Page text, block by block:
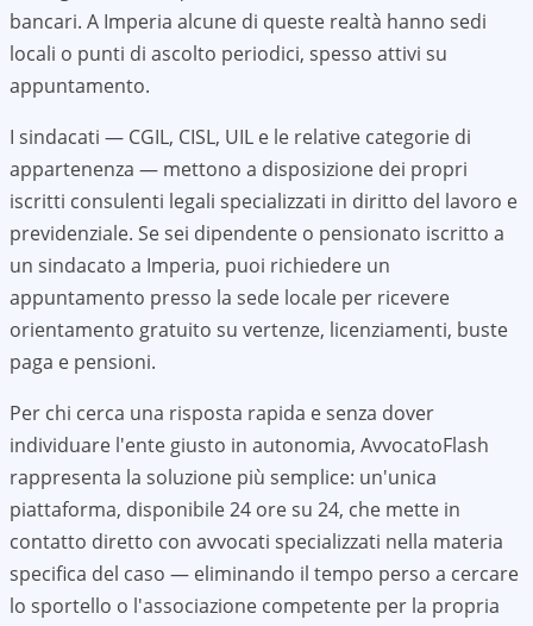
bancari. A Imperia alcune di queste realtà hanno sedi
locali o punti di ascolto periodici, spesso attivi su
appuntamento.
I sindacati — CGIL, CISL, UIL e le relative categorie di
appartenenza — mettono a disposizione dei propri
iscritti consulenti legali specializzati in diritto del lavoro e
previdenziale. Se sei dipendente o pensionato iscritto a
un sindacato a Imperia, puoi richiedere un
appuntamento presso la sede locale per ricevere
orientamento gratuito su vertenze, licenziamenti, buste
paga e pensioni.
Per chi cerca una risposta rapida e senza dover
individuare l'ente giusto in autonomia, AvvocatoFlash
rappresenta la soluzione più semplice: un'unica
piattaforma, disponibile 24 ore su 24, che mette in
contatto diretto con avvocati specializzati nella materia
specifica del caso — eliminando il tempo perso a cercare
lo sportello o l'associazione competente per la propria